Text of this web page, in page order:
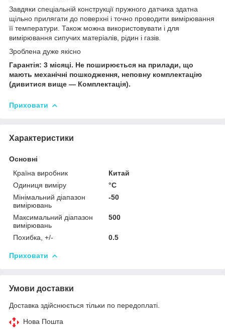
Завдяки спеціальній конструкції пружного датчика здатна
щільно прилягати до поверхні і точно проводити вимірювання
її температури. Також можна використовувати і для
вимірювання сипучих матеріалів, рідин і газів.
Зроблена дуже якісно
Гарантія: 3 місяці. Не поширюється на прилади, що
мають механічні пошкодження, неповну комплектацію
(дивитися вище — Комплектація).
Приховати
Характеристики
Основні
Країна виробник
Китай
Одиниця виміру
°С
Мінімальний діапазон
вимірювань
-50
Максимальний діапазон
вимірювань
500
Похибка, +/- 0.5
Приховати
Умови доставки
Доставка здійснюється тільки по передоплаті.
Нова Пошта